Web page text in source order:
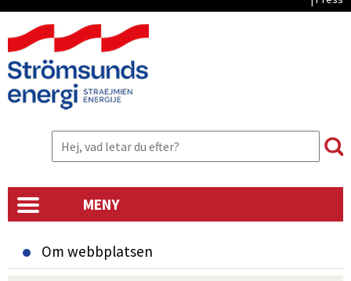
MENY
Om webbplatsen